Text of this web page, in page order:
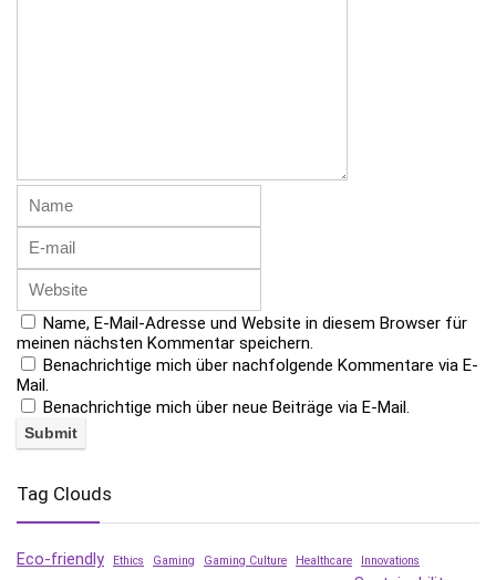
Name, E-Mail-Adresse und Website in diesem Browser für
meinen nächsten Kommentar speichern.
Benachrichtige mich über nachfolgende Kommentare via E-
Mail.
Benachrichtige mich über neue Beiträge via E-Mail.
Tag Clouds
Eco-friendly Ethics Gaming Gaming Culture Healthcare
Innovations